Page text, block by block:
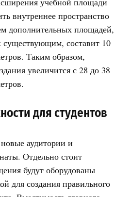
внутреннее пространство
дополнительных площадей,
существующим, составит 10
Таким образом,
увеличится с 28 до 38
для студентов
аудитории и
Отдельно стоит
будут оборудованы
для создания правильного